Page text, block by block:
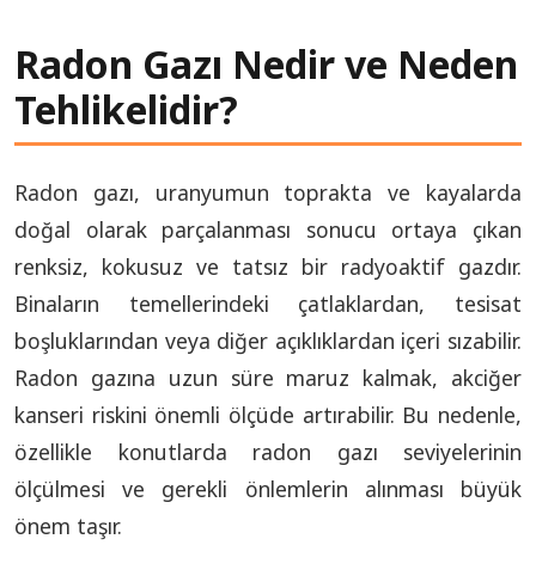
Radon Gazı Nedir ve Neden
Tehlikelidir?
Radon gazı, uranyumun toprakta ve kayalarda
doğal olarak parçalanması sonucu ortaya çıkan
renksiz, kokusuz ve tatsız bir radyoaktif gazdır.
Binaların temellerindeki çatlaklardan, tesisat
boşluklarından veya diğer açıklıklardan içeri sızabilir.
Radon gazına uzun süre maruz kalmak, akciğer
kanseri riskini önemli ölçüde artırabilir. Bu nedenle,
özellikle konutlarda radon gazı seviyelerinin
ölçülmesi ve gerekli önlemlerin alınması büyük
önem taşır.